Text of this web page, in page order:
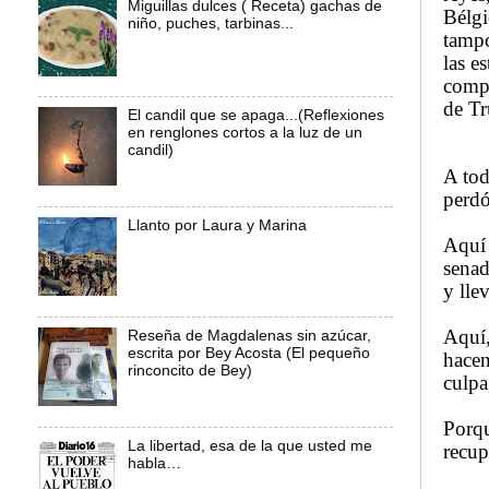
las
de
A
Aquí
y
Miguillas dulces ( Receta) gachas de
niño, puches, tarbinas...
El candil que se apaga...(Reflexiones
en renglones cortos a la luz de un
candil)
Llanto por Laura y Marina
Reseña de Magdalenas sin azúcar,
escrita por Bey Acosta (El pequeño
rinconcito de Bey)
La libertad, esa de la que usted me
habla…